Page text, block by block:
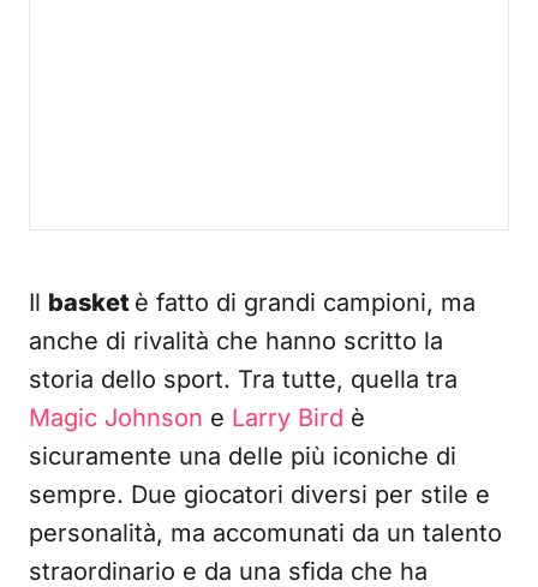
Il basket è fatto di grandi campioni, ma
anche di rivalità che hanno scritto la
storia dello sport. Tra tutte, quella tra
Magic Johnson e Larry Bird è
sicuramente una delle più iconiche di
sempre. Due giocatori diversi per stile e
personalità, ma accomunati da un talento
straordinario e da una sfida che ha